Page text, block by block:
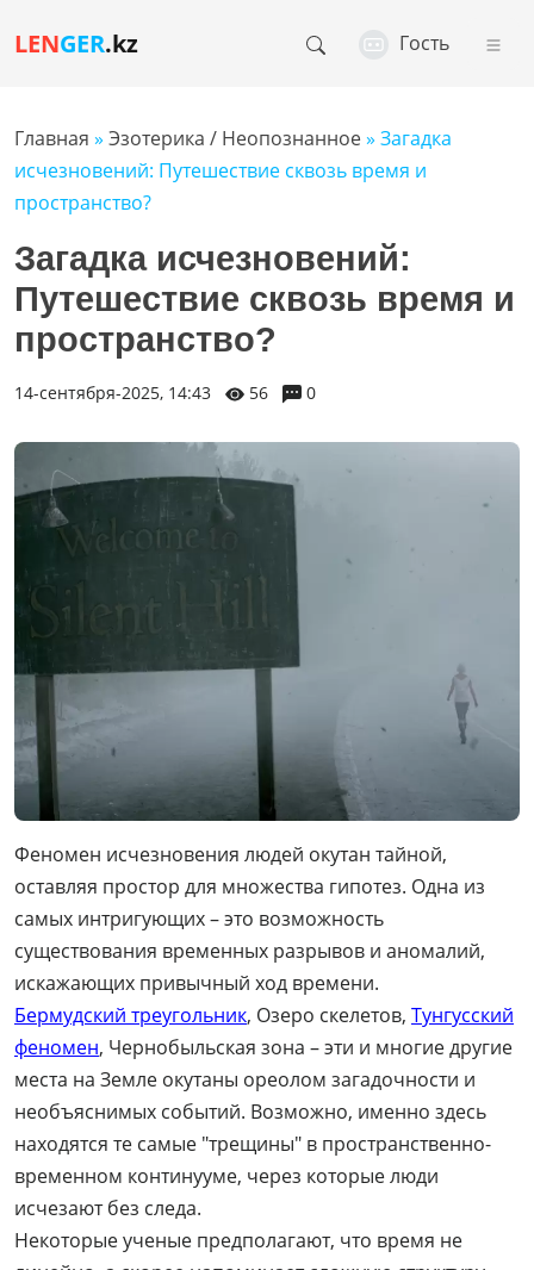
LENGER.kz Гость
Главная » Эзотерика / Неопознанное» Загадка
исчезновений: Путешествие сквозь время и
пространство?
Загадка исчезновений:
Путешествие сквозь время и
пространство?
14-сентября-2025, 14:43 56 0
Феномен исчезновения людей окутан тайной,
оставляя простор для множества гипотез. Одна из
самых интригующих – это возможность
существования временных разрывов и аномалий,
искажающих привычный ход времени.
Бермудский треугольник, Озеро скелетов, Тунгусский
феномен, Чернобыльская зона – эти и многие другие
места на Земле окутаны ореолом загадочности и
необъяснимых событий. Возможно, именно здесь
находятся те самые "трещины" в пространственно-
временном континууме, через которые люди
исчезают без следа.
Некоторые ученые предполагают, что время не